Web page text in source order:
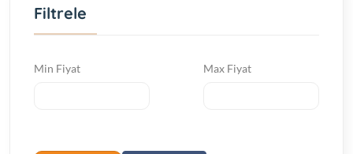
Filtrele
Min Fiyat Max Fiyat